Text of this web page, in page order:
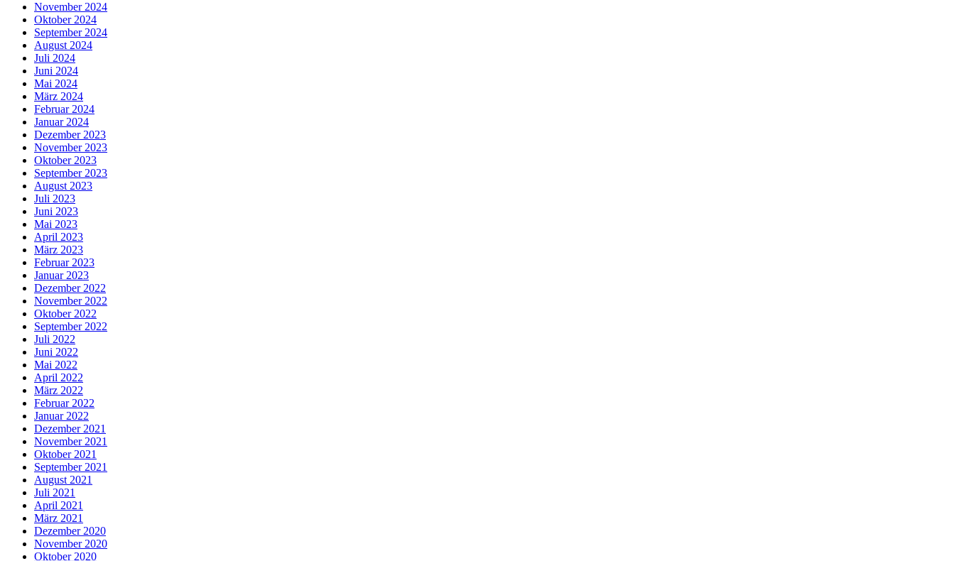
November 2024
Oktober 2024
September 2024
August 2024
Juli 2024
Juni 2024
Mai 2024
März 2024
Februar 2024
Januar 2024
Dezember 2023
November 2023
Oktober 2023
September 2023
August 2023
Juli 2023
Juni 2023
Mai 2023
April 2023
März 2023
Februar 2023
Januar 2023
Dezember 2022
November 2022
Oktober 2022
September 2022
Juli 2022
Juni 2022
Mai 2022
April 2022
März 2022
Februar 2022
Januar 2022
Dezember 2021
November 2021
Oktober 2021
September 2021
August 2021
Juli 2021
April 2021
März 2021
Dezember 2020
November 2020
Oktober 2020